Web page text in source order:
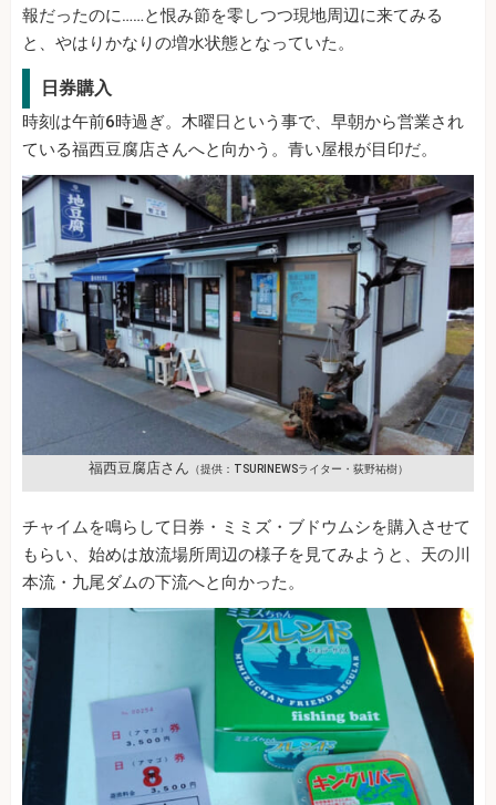
報だったのに……と恨み節を零しつつ現地周辺に来てみる
と、やはりかなりの増水状態となっていた。
日券購入
時刻は午前6時過ぎ。木曜日という事で、早朝から営業され
ている福西豆腐店さんへと向かう。青い屋根が目印だ。
福西豆腐店さん （提供：TSURINEWSライター・荻野祐樹）
チャイムを鳴らして日券・ミミズ・ブドウムシを購入させて
もらい、始めは放流場所周辺の様子を見てみようと、天の川
本流・九尾ダムの下流へと向かった。